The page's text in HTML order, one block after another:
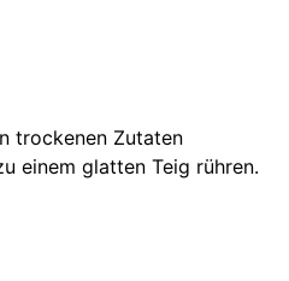
trockenen Zutaten
einem glatten Teig rühren.